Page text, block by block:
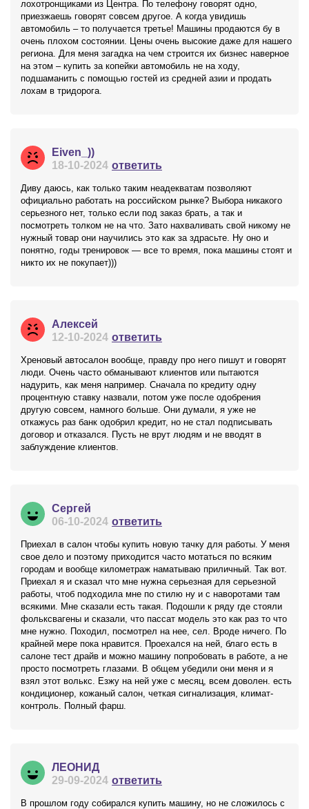
лохотронщиками из Центра. По телефону говорят одно,
приезжаешь говорят совсем другое. А когда увидишь
автомобиль – то получается третье! Машины продаются бу в
очень плохом состоянии. Цены очень высокие даже для нашего
региона. Для меня загадка на чем строится их бизнес наверное
на этом – купить за копейки автомобиль не на ходу,
подшаманить с помощью гостей из средней азии и продать
лохам в тридорога.
Eiven_))
18-10-2024 ответить
Диву даюсь, как только таким неадекватам позволяют
официально работать на российском рынке? Выбора никакого
серьезного нет, только если под заказ брать, а так и
посмотреть толком не на что. Зато нахваливать свой никому не
нужный товар они научились это как за здрасьте. Ну оно и
понятно, годы тренировок — все то время, пока машины стоят и
никто их не покупает)))
Алексей
12-10-2024 ответить
Хреновый автосалон вообще, правду про него пишут и говорят
люди. Очень часто обманывают клиентов или пытаются
надурить, как меня например. Сначала по кредиту одну
процентную ставку назвали, потом уже после одобрения
другую совсем, намного больше. Они думали, я уже не
откажусь раз банк одобрил кредит, но не стал подписывать
договор и отказался. Пусть не врут людям и не вводят в
заблуждение клиентов.
Сергей
06-10-2024 ответить
Приехал в салон чтобы купить новую тачку для работы. У меня
свое дело и поэтому приходится часто мотаться по всяким
городам и вообще километраж наматываю приличный. Так вот.
Приехал я и сказал что мне нужна серьезная для серьезной
работы, чтоб подходила мне по стилю ну и с наворотами там
всякими. Мне сказали есть такая. Подошли к ряду где стояли
фольксвагены и сказали, что пассат модель это как раз то что
мне нужно. Походил, посмотрел на нее, сел. Вроде ничего. По
крайней мере пока нравится. Проехался на ней, благо есть в
салоне тест драйв и можно машину попробовать в работе, а не
просто посмотреть глазами. В общем убедили они меня и я
взял этот волькс. Езжу на ней уже с месяц, всем доволен. есть
кондиционер, кожаный салон, четкая сигнализация, климат-
контроль. Полный фарш.
ЛЕОНИД
29-09-2024 ответить
В прошлом году собирался купить машину, но не сложилось с